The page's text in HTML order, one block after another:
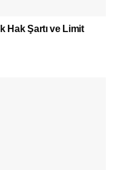
Hak Şartı ve Limit